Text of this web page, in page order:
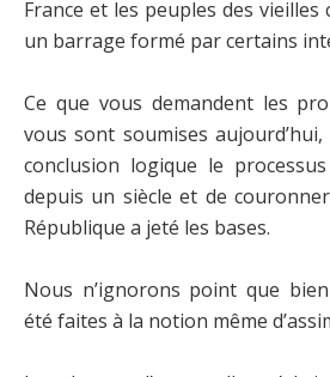
France et les peuples des vieilles
un barrage formé par certains
Ce que vous demandent les
vous sont soumises aujourd’hui,
conclusion logique le
depuis un siècle et de
République a jeté les bases.
Nous n’ignorons point que
été faites à la notion même